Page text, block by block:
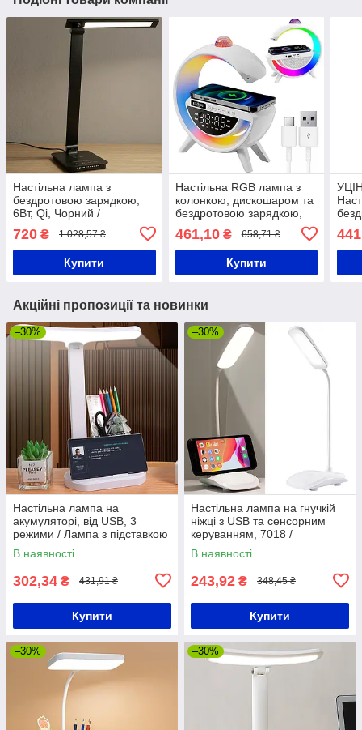
Настільна лампа з
бездротовою зарядкою,
6Вт, Qi, Чорний /
лампа / Сенсорна лампа
720 ₴ 1 028,57 ₴
Купити
Настільна RGB лампа з
колонкою, дискошаром та
бездротовою зарядкою,
BT 3402 / Розумна лампа
нічник / Смарт лампа
461,10₴ 658,71 ₴
Купити
441
Акційні пропозиції та новинки
–30%
Настільна лампа на
акумуляторі, від USB, 3
режими / Лампа з підставкою
для телефону / Світильник
настільний
В наявності
302,34 ₴ 431,91 ₴
Купити
–30%
Настільна лампа на гнучкій
ніжці з USB та сенсорним
керуванням, 7018 /
Світлодіодна лампа / Лед
лампа
В наявності
243,92 ₴ 348,45 ₴
Купити
–30% –30%